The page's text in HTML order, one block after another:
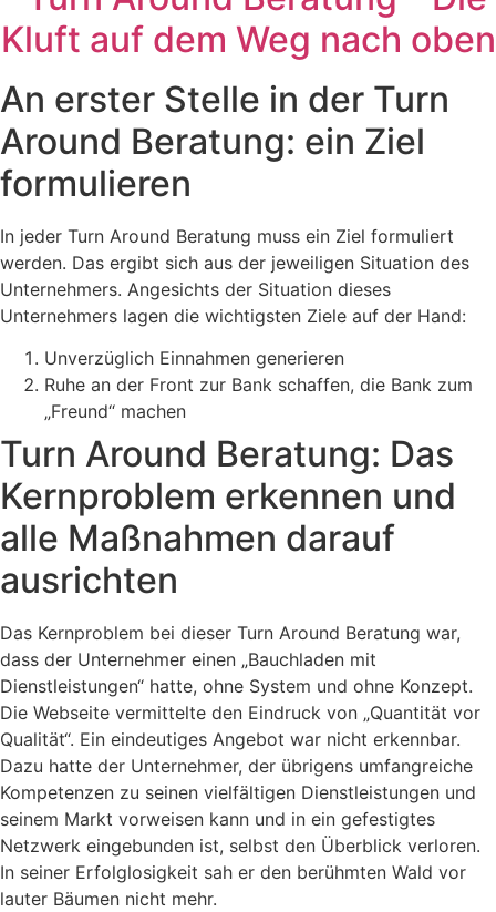
An erster Stelle in der Turn
Around Beratung: ein Ziel
formulieren
In jeder Turn Around Beratung muss ein Ziel formuliert
werden. Das ergibt sich aus der jeweiligen Situation des
Unternehmers. Angesichts der Situation dieses
Unternehmers lagen die wichtigsten Ziele auf der Hand:
Unverzüglich Einnahmen generieren
Ruhe an der Front zur Bank schaffen, die Bank zum
„Freund“ machen
Turn Around Beratung: Das
Kernproblem erkennen und
alle Maßnahmen darauf
ausrichten
Das Kernproblem bei dieser Turn Around Beratung war,
dass der Unternehmer einen „Bauchladen mit
Dienstleistungen“ hatte, ohne System und ohne Konzept.
Die Webseite vermittelte den Eindruck von „Quantität vor
Qualität“. Ein eindeutiges Angebot war nicht erkennbar.
Dazu hatte der Unternehmer, der übrigens umfangreiche
Kompetenzen zu seinen vielfältigen Dienstleistungen und
seinem Markt vorweisen kann und in ein gefestigtes
Netzwerk eingebunden ist, selbst den Überblick verloren.
In seiner Erfolglosigkeit sah er den berühmten Wald vor
lauter Bäumen nicht mehr.